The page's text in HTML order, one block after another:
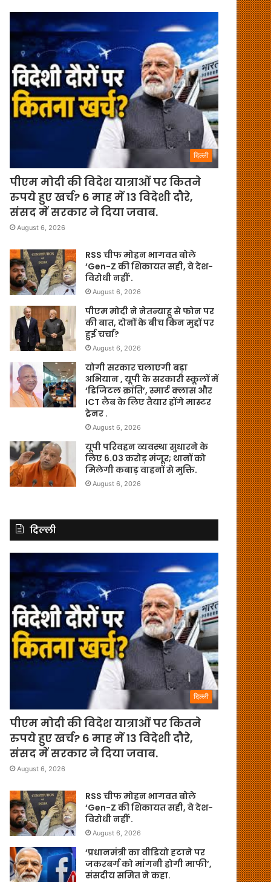
दिल्ली
पीएम मोदी की विदेश यात्राओं पर कितने
रुपये हुए खर्च? 6 माह में 13 विदेशी दौरे,
संसद में सरकार ने दिया जवाब.
August 6, 2026
RSS चीफ मोहन भागवत बोले
‘Gen-Z की शिकायत सही, वे देश-
विरोधी नहीं’.
August 6, 2026
पीएम मोदी ने नेतन्याहू से फोन पर
की बात, दोनों के बीच किन मुद्दों पर
हुई चर्चा?
August 6, 2026
योगी सरकार चलाएगी बड़ा
अभियान , यूपी के सरकारी स्कूलों में
‘डिजिटल क्रांति’, स्मार्ट क्लास और
ICT लैब के लिए तैयार होंगे मास्टर
ट्रेनर .
August 6, 2026
यूपी परिवहन व्यवस्था सुधारने के
लिए 6.03 करोड़ मंजूर; थानों को
मिलेगी कबाड़ वाहनों से मुक्ति.
August 6, 2026
दिल्ली
दिल्ली
पीएम मोदी की विदेश यात्राओं पर कितने
रुपये हुए खर्च? 6 माह में 13 विदेशी दौरे,
संसद में सरकार ने दिया जवाब.
August 6, 2026
RSS चीफ मोहन भागवत बोले
‘Gen-Z की शिकायत सही, वे देश-
विरोधी नहीं’.
August 6, 2026
‘प्रधानमंत्री का वीडियो हटाने पर
जकरबर्ग को मांगनी होगी माफी’,
संसदीय समित ने कहा.